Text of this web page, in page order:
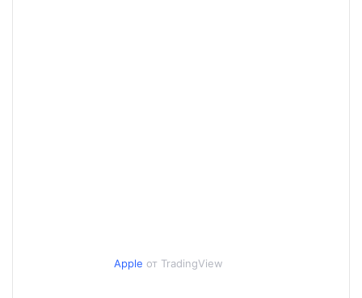
Apple от TradingView